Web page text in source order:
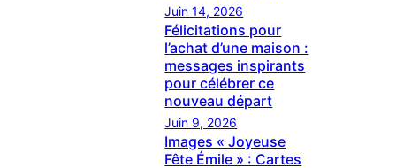
Juin 14, 2026
Félicitations pour
l’achat d’une maison :
messages inspirants
pour célébrer ce
nouveau départ
Juin 9, 2026
Images « Joyeuse
Fête Émile » : Cartes